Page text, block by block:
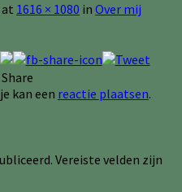
at 1616 × 1080 in Over mij
kan een reactie plaatsen.
Vereiste velden zijn